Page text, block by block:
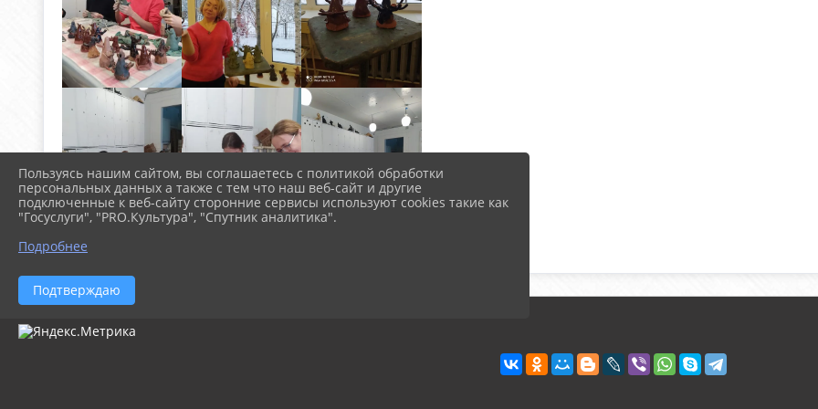
Пользуясь нашим сайтом, вы соглашаетесь с политикой обработки
персональных данных а также с тем что наш веб-сайт и другие
подключенные к веб-сайту сторонние сервисы используют cookies такие как
"Госуслуги", "PRO.Культура", "Спутник аналитика".
Подробнее
Подтверждаю